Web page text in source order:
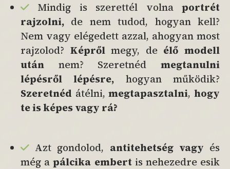
Mindig is szerettél volnaportrét
rajzolni, de nem tudod, hogyan kell?
Nem vagy elégedett azzal, ahogyan most
rajzolod? Képrőlmegy, de élő modell
után nem? Szeretnédmegtanulni
lépésről lépésre, hogyan működik?
Szeretnéd átélni,megtapasztalni,hogy
te is képes vagy rá?
Azt gondolod, antitehetség vagy és
még apálcika embertis nehezedre esik